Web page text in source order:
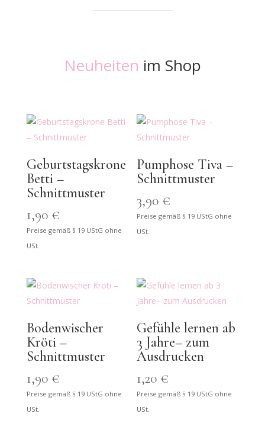
Neuheiten im Shop
Geburtstagskrone
Betti –
Schnittmuster
1,90 €
Preise gemäß § 19 UStG ohne
USt.
Pumphose Tiva –
Schnittmuster
3,90 €
Preise gemäß § 19 UStG ohne
USt.
Bodenwischer
Kröti –
Schnittmuster
1,90 €
Preise gemäß § 19 UStG ohne
USt.
Gefühle lernen ab
3 Jahre– zum
Ausdrucken
1,20 €
Preise gemäß § 19 UStG ohne
USt.